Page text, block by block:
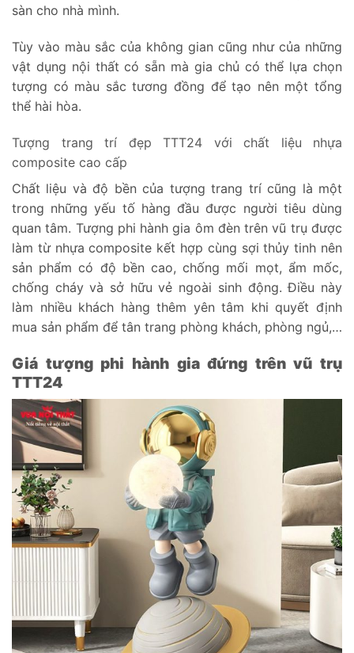
sàn cho nhà mình.
Tùy vào màu sắc của không gian cũng như của những
vật dụng nội thất có sẵn mà gia chủ có thể lựa chọn
tượng có màu sắc tương đồng để tạo nên một tổng
thể hài hòa.
Tượng trang trí đẹp TTT24 với chất liệu nhựa
composite cao cấp
Chất liệu và độ bền của tượng trang trí cũng là một
trong những yếu tố hàng đầu được người tiêu dùng
quan tâm. Tượng phi hành gia ôm đèn trên vũ trụ được
làm từ nhựa composite kết hợp cùng sợi thủy tinh nên
sản phẩm có độ bền cao, chống mối mọt, ẩm mốc,
chống cháy và sở hữu vẻ ngoài sinh động. Điều này
làm nhiều khách hàng thêm yên tâm khi quyết định
mua sản phẩm để tân trang phòng khách, phòng ngủ,…
Giá tượng phi hành gia đứng trên vũ trụ
TTT24